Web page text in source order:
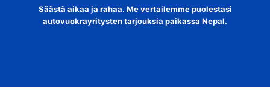
Säästä aikaa ja rahaa. Me vertailemme puolestasi
autovuokrayritysten tarjouksia paikassa Nepal.